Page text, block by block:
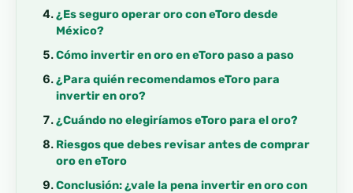
¿Es seguro operar oro con eToro desde
México?
Cómo invertir en oro en eToro paso a paso
¿Para quién recomendamos eToro para
invertir en oro?
¿Cuándo no elegiríamos eToro para el oro?
Riesgos que debes revisar antes de comprar
oro en eToro
Conclusión: ¿vale la pena invertir en oro con